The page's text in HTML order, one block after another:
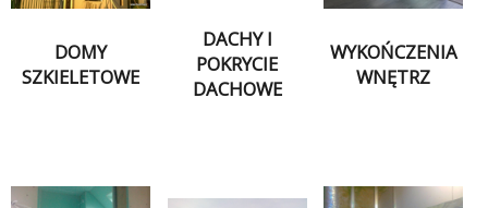
DOMY
SZKIELETOWE
DACHY I
POKRYCIE
DACHOWE
WYKOŃCZENIA
WNĘTRZ